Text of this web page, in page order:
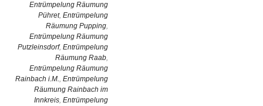
Entrümpelung Räumung
Pühret, Entrümpelung
Räumung Pupping,
Entrümpelung Räumung
Putzleinsdorf, Entrümpelung
Räumung Raab,
Entrümpelung Räumung
Rainbach i.M., Entrümpelung
Räumung Rainbach im
Innkreis, Entrümpelung